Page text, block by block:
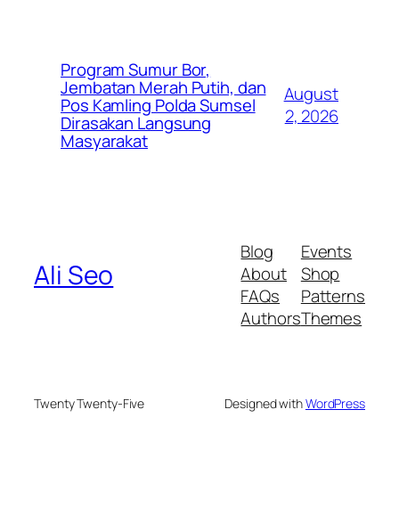
Program Sumur Bor,
Jembatan Merah Putih, dan
Pos Kamling Polda Sumsel
Dirasakan Langsung
Masyarakat
August
2, 2026
Ali Seo
Blog
About
FAQs
Authors
Events
Shop
Patterns
Themes
Twenty Twenty-Five Designed withWordPress